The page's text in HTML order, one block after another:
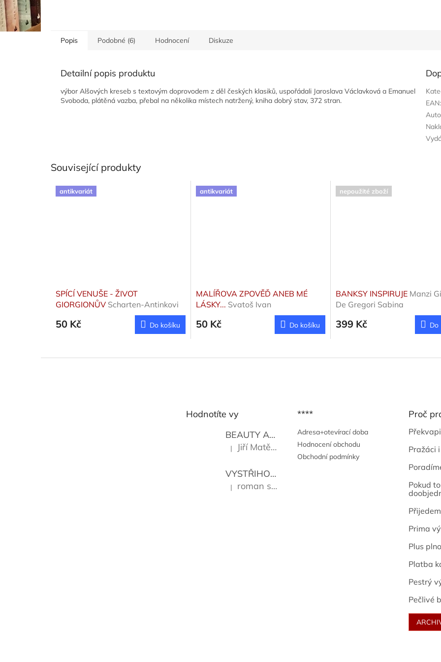
Popis Podobné (6) Hodnocení Diskuze
Detailní popis produktu
výbor Alšových kreseb s textovým doprovodem z děl českých klasiků, uspořádali Jaroslava Václavková a Emanuel
Svoboda, plátěná vazba, přebal na několika místech natržený, kniha dobrý stav, 372 stran.
EAN:
Související produkty
antikvariát
SPÍCÍ VENUŠE - ŽIVOT
GIORGIONŮV Scharten-Antinkovi
50 Kč Do košíku
antikvariát
MALÍŘOVA ZPOVĚĎ ANEB MÉ
LÁSKY... Svatoš Ivan
50 Kč Do košíku
nepoužité zboží
BANKSY INSPIRUJE Manzi
De Gregori Sabina
399 Kč Do
Hodnotíte vy
BEAUTY AND THE BEAT
Go Go's
Hodnocení produktu je 5 z 5 hvězdiček.
| Jiří Matějů
VYSTŘIHOVÁNKY - PRAŽSKÉ PAMÁTKY Kropáček
Hodnocení produktu je 5 z 5 hvězdiček.
| roman sekanina
****
Adresa+otevírací doba
Hodnocení obchodu
Obchodní podmínky
Proč
Pražáci
Pokud
Prima
Plus
Platba
Pestrý
Pečlivé